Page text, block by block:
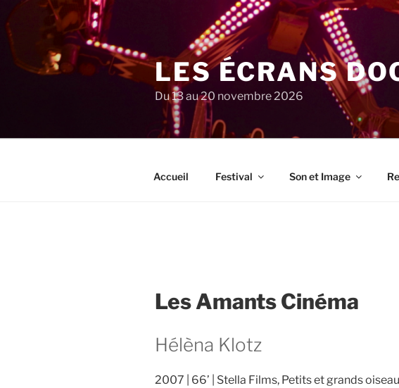
au
contenu
principal
LES ÉCRANS
Du 13 au 20 novembre 2026
Accueil Festival Son et Image
Les Amants Cinéma
Hélèna Klotz
2007 66’ Stella Films, Petits et grands